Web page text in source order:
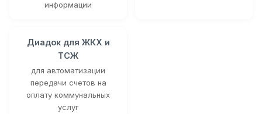
информации
Диадок для ЖКХ и
ТСЖ
для автоматизации
передачи счетов на
оплату коммунальных
услуг